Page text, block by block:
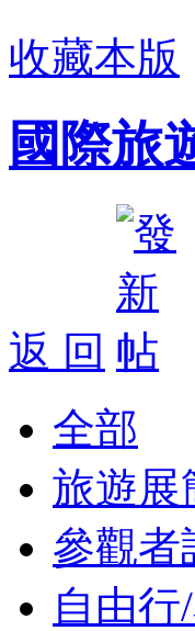
收藏本版
國際旅
返 回
全部
旅遊展
參觀者
自由行